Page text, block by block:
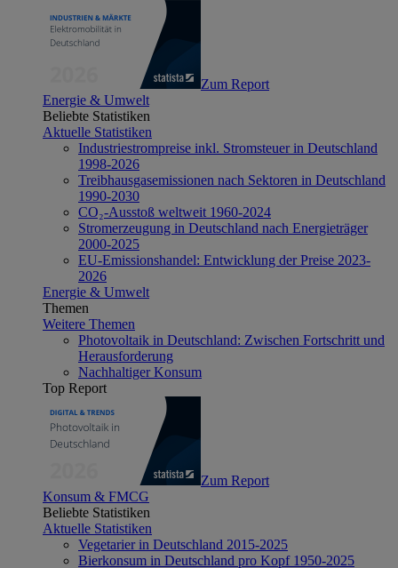
Zum Report
Energie & Umwelt
Beliebte Statistiken
Aktuelle Statistiken
Industriestrompreise inkl. Stromsteuer in Deutschland
1998-2026
Treibhausgasemissionen nach Sektoren in Deutschland
1990-2030
CO₂-Ausstoß weltweit 1960-2024
Stromerzeugung in Deutschland nach Energieträger
2000-2025
EU-Emissionshandel: Entwicklung der Preise 2023-
2026
Energie & Umwelt
Themen
Weitere Themen
Photovoltaik in Deutschland: Zwischen Fortschritt und
Herausforderung
Nachhaltiger Konsum
Top Report
Zum Report
Konsum & FMCG
Beliebte Statistiken
Aktuelle Statistiken
Vegetarier in Deutschland 2015-2025
Bierkonsum in Deutschland pro Kopf 1950-2025